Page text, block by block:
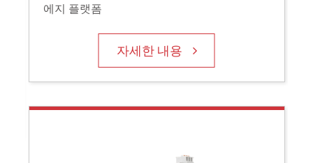
에지 플랫폼
자세한 내용